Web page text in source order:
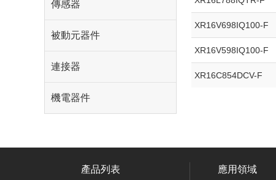
傳感器
被動元器件
連接器
機電器件
XR16V698IQ100-F
XR16V598IQ100-F
XR16C854DCV-F
產品列表 應用領域